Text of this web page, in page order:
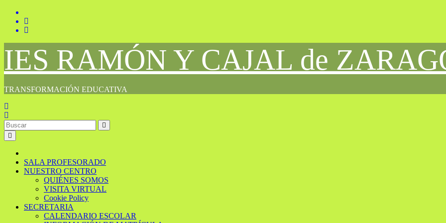
Saltar
contenido
IES RAMÓN Y CAJAL de
TRANSFORMACIÓN EDUCATIVA
SALA PROFESORADO
NUESTRO CENTRO
QUIÉNES SOMOS
VISITA VIRTUAL
Cookie Policy
SECRETARIA
CALENDARIO ESCOLAR